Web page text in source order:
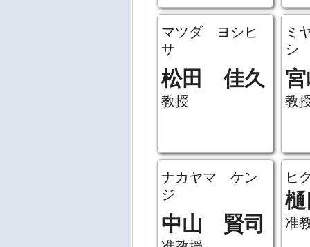
マツダ ヨシヒ
サ
松田 佳久
教授
ミ
シ
教
ナカヤマ ケン
ジ
中山 賢司
ヒ
准